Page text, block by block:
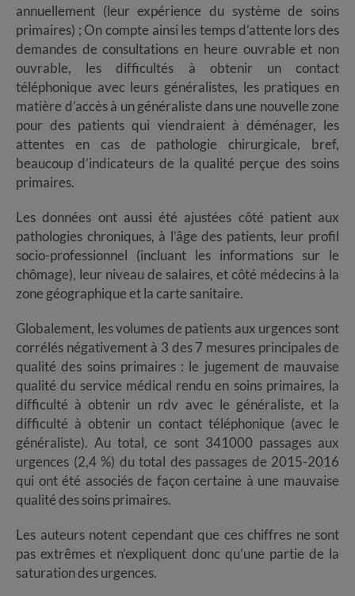
annuellement (leur expérience du système de soins
primaires) ; On compte ainsi les temps d’attente lors des
demandes de consultations en heure ouvrable et non
ouvrable, les difficultés à obtenir un contact
téléphonique avec leurs généralistes, les pratiques en
matière d’accès à un généraliste dans une nouvelle zone
pour des patients qui viendraient à déménager, les
attentes en cas de pathologie chirurgicale, bref,
beaucoup d’indicateurs de la qualité perçue des soins
primaires.
Les données ont aussi été ajustées côté patient aux
pathologies chroniques, à l’âge des patients, leur profil
socio-professionnel (incluant les informations sur le
chômage), leur niveau de salaires, et côté médecins à la
zone géographique et la carte sanitaire.
Globalement, les volumes de patients aux urgences sont
corrélés négativement à 3 des 7 mesures principales de
qualité des soins primaires : le jugement de mauvaise
qualité du service médical rendu en soins primaires, la
difficulté à obtenir un rdv avec le généraliste, et la
difficulté à obtenir un contact téléphonique (avec le
généraliste). Au total, ce sont 341000 passages aux
urgences (2,4 %) du total des passages de 2015-2016
qui ont été associés de façon certaine à une mauvaise
qualité des soins primaires.
Les auteurs notent cependant que ces chiffres ne sont
pas extrêmes et n’expliquent donc qu’une partie de la
saturation des urgences.